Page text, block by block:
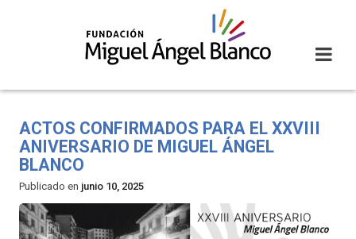
ACTOS CONFIRMADOS PARA EL XXVIII
ANIVERSARIO DE MIGUEL ÁNGEL
BLANCO
Publicado en junio 10, 2025